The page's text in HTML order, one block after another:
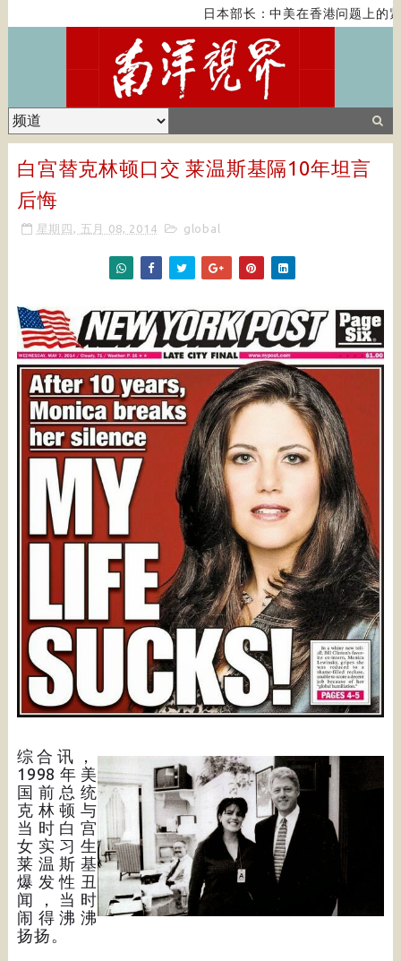
日本部长：中美在香港问题上的紧
白宫替克林顿口交 莱温斯基隔10年坦言
后悔
星期四, 五月 08, 2014 global
综合讯，
1998年美
国前总统
克林顿与
当时白宫
女实习生
莱温斯基
爆发性丑
闻，当时
闹得沸沸
扬扬。